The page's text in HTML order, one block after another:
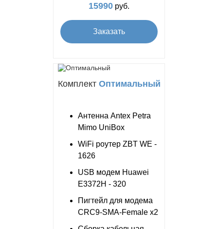
15990 руб.
Заказать
Комплект Оптимальный
Антенна Antex Petra
Mimo UniBox
WiFi роутер ZBT WE -
1626
USB модем Huawei
E3372H - 320
Пигтейл для модема
CRC9-SMA-Female x2